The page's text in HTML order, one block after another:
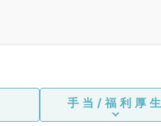
手当/福利厚生